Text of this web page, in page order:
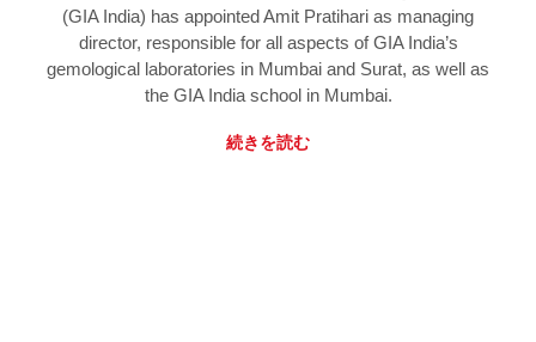
(GIA India) has appointed Amit Pratihari as managing
director, responsible for all aspects of GIA India’s
gemological laboratories in Mumbai and Surat, as well as
the GIA India school in Mumbai.
続きを読む